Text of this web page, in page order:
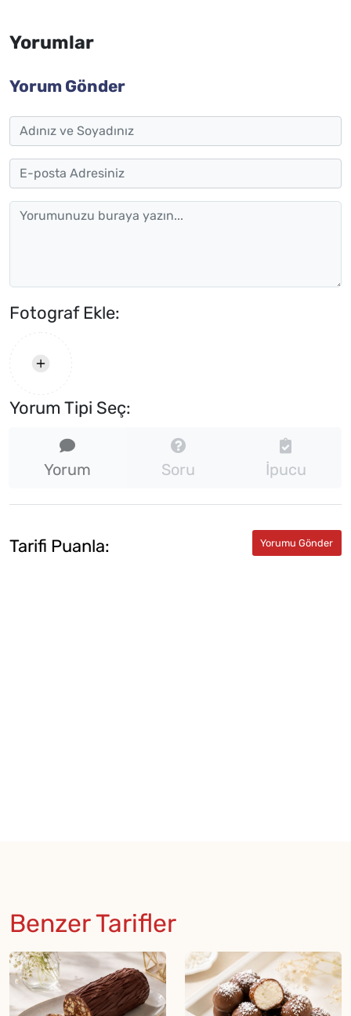
Yorumlar
Yorum Gönder
Fotograf Ekle:
Yorum Tipi Seç:
Yorum Soru İpucu
Tarifi Puanla:
Benzer Tarifler